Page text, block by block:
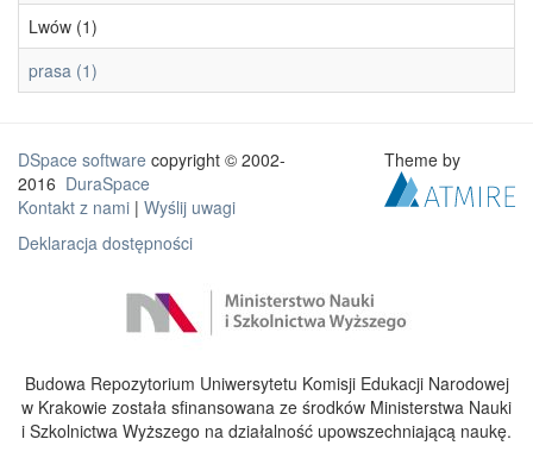
Lwów (1)
prasa (1)
DSpace software copyright © 2002-
2016 DuraSpace
Kontakt z nami | Wyślij uwagi
Deklaracja dostępności
Theme by
Budowa Repozytorium Uniwersytetu Komisji Edukacji Narodowej
w Krakowie została sfinansowana ze środków Ministerstwa Nauki
i Szkolnictwa Wyższego na działalność upowszechniającą naukę.